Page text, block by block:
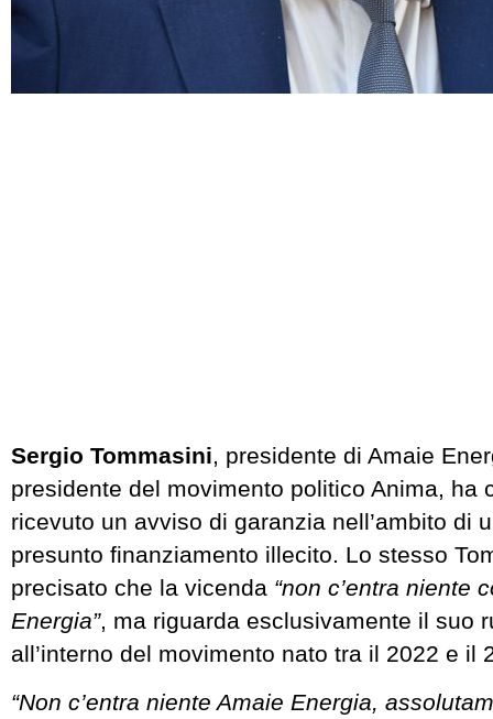
Sergio Tommasini, presidente di Amaie
presidente del movimento politico Anima, ha
ricevuto un avviso di garanzia nell’ambito di
presunto finanziamento illecito. Lo stesso
precisato che la vicenda “non c’entra niente
Energia”, ma riguarda esclusivamente il suo
all’interno del movimento nato tra il 2022 e il
“Non c’entra niente Amaie Energia,